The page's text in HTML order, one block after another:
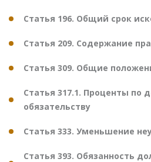
Статья 196. Общий срок
Статья 209. Содержание
Статья 309. Общие
Статья 317.1. Проценты по
обязательству
Статья 333. Уменьшение
Статья 393. Обязанность